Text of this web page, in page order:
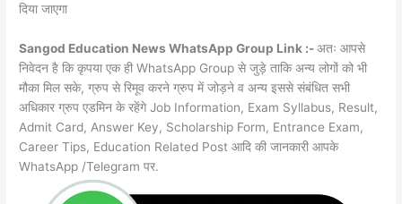
दिया जाएगा
Sangod Education News WhatsApp Group Link :-अतः आपसे
निवेदन है कि कृपया एक ही WhatsApp Group से जुड़े ताकि अन्य लोगों को भी
मौका मिल सके, ग्रुप से रिमूव करने ग्रुप में जोड़ने व अन्य इससे संबंधित सभी
अधिकार ग्रुप एडमिन के रहेंगे Job Information, Exam Syllabus, Result,
Admit Card, Answer Key, Scholarship Form, Entrance Exam,
Career Tips, Education Related Post आदि की जानकारी आपके
WhatsApp /Telegram पर.